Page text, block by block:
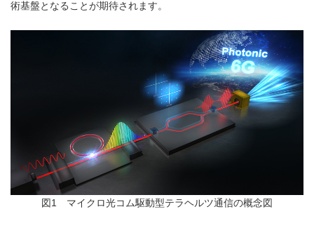
術基盤となることが期待されます。
図1 マイクロ光コム駆動型テラヘルツ通信の概念図